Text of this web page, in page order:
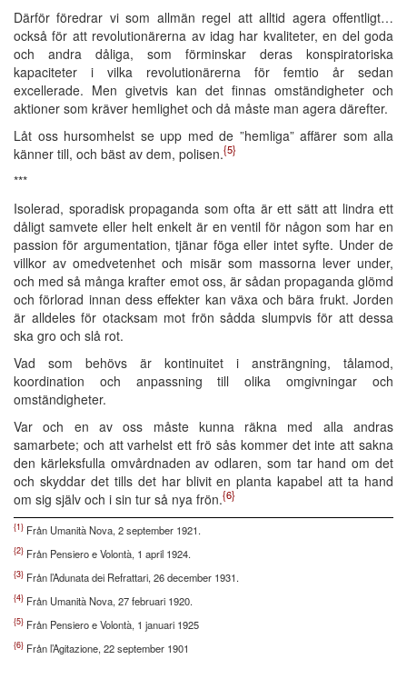
Därför föredrar vi som allmän regel att alltid agera offentligt…
också för att revolutionärerna av idag har kvaliteter, en del goda
och andra dåliga, som förminskar deras konspiratoriska
kapaciteter i vilka revolutionärerna för femtio år sedan
excellerade. Men givetvis kan det finnas omständigheter och
aktioner som kräver hemlighet och då måste man agera därefter.
Låt oss hursomhelst se upp med de ”hemliga” affärer som alla
känner till, och bäst av dem, polisen.{5}
***
Isolerad, sporadisk propaganda som ofta är ett sätt att lindra ett
dåligt samvete eller helt enkelt är en ventil för någon som har en
passion för argumentation, tjänar föga eller intet syfte. Under de
villkor av omedvetenhet och misär som massorna lever under,
och med så många krafter emot oss, är sådan propaganda glömd
och förlorad innan dess effekter kan växa och bära frukt. Jorden
är alldeles för otacksam mot frön sådda slumpvis för att dessa
ska gro och slå rot.
Vad som behövs är kontinuitet i ansträngning, tålamod,
koordination och anpassning till olika omgivningar och
omständigheter.
Var och en av oss måste kunna räkna med alla andras
samarbete; och att varhelst ett frö sås kommer det inte att sakna
den kärleksfulla omvårdnaden av odlaren, som tar hand om det
och skyddar det tills det har blivit en planta kapabel att ta hand
om sig själv och i sin tur så nya frön.{6}
{1} Från Umanità Nova, 2 september 1921.
{2} Från Pensiero e Volontà, 1 april 1924.
{3} Från l’Adunata dei Refrattari, 26 december 1931.
{4} Från Umanità Nova, 27 februari 1920.
{5} Från Pensiero e Volontà, 1 januari 1925
{6} Från l’Agitazione, 22 september 1901